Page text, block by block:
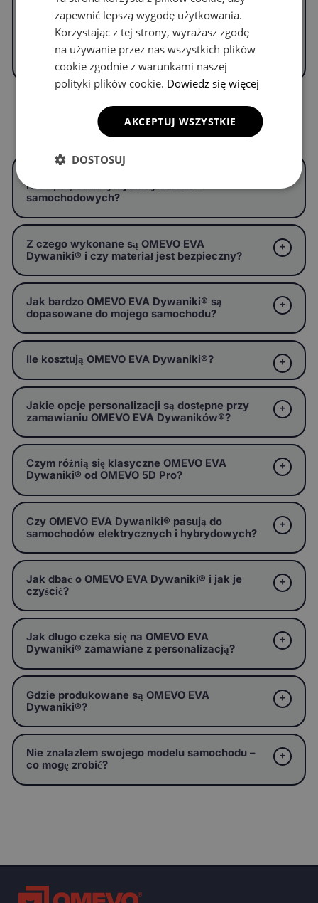
WYPEŁNIJ FORMULARZ
Częste pytania
różnią się od zwykłych dywaników
samochodowych?
Z czego wykonane są OMEVO EVA
Dywaniki® i czy materiał jest bezpieczny?
Jak bardzo OMEVO EVA Dywaniki® są
dopasowane do mojego samochodu?
Ile kosztują OMEVO EVA Dywaniki®?
Jakie opcje personalizacji są dostępne przy
zamawianiu OMEVO EVA Dywaników®?
Czym różnią się klasyczne OMEVO EVA
Dywaniki® od OMEVO 5D Pro?
Czy OMEVO EVA Dywaniki® pasują do
samochodów elektrycznych i hybrydowych?
Jak dbać o OMEVO EVA Dywaniki® i jak je
czyścić?
Jak długo czeka się na OMEVO EVA
Dywaniki® zamawiane z personalizacją?
Gdzie produkowane są OMEVO EVA
Dywaniki®?
Nie znalazłem swojego modelu samochodu –
co mogę zrobić?
zapewnić lepszą wygodę użytkowania.
Korzystając z tej strony, wyrażasz zgodę
na używanie przez nas wszystkich plików
cookie zgodnie z warunkami naszej
polityki plików cookie. Dowiedz się więcej
AKCEPTUJ WSZYSTKIE
DOSTOSUJ